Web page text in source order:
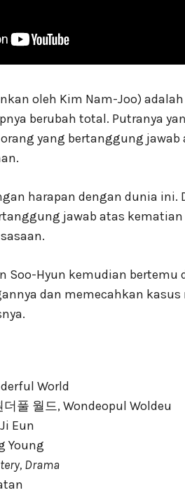
oleh Kim Nam-Joo)
berubah total. Putranya
yang bertanggung
harapan dengan dunia
jawab atas
Soo-Hyun kemudian
dan memecahkan
World
풀 월드, Wondeopul Woldeu
Eun
Young
Drama